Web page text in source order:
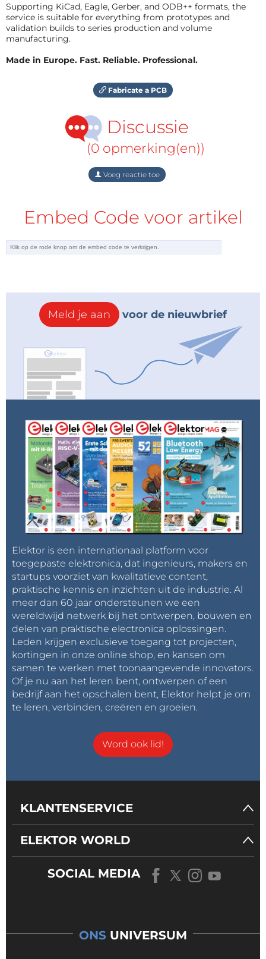
Supporting KiCad, Eagle, Gerber, and ODB++ formats, the
service is suitable for everything from prototypes and
validation builds to series production and volume
manufacturing.
Made in Europe. Fast. Reliable. Professional.
Fabricate a PCB
Discussie
(0 opmerking(en))
Voeg reactie toe
Embed Code voor artikel
Meld je aan voor de nieuwbrief
Elektor is een internationaal platform voor
toegepaste elektronica, dat ingenieurs, makers en
startups voorziet van kwalitatieve content,
praktische kennis en inzichten uit de industrie. Al
meer dan 60 jaar ondersteunen we een
wereldwijd netwerk bij het ontwerpen, bouwen en
delen van praktische electronica oplossingen.
Leden krijgen exclusieve toegang tot projecten,
kortingen in onze online shop, en kansen om
samen te werken met toonaangevende innovators.
Of je nu aan het leren bent, ontwerpen of een
bedrijf aan het opschalen bent, Elektor helpt je om
te leren, verbinden, creëren en groeien.
Word ook lid!
KLANTENSERVICE
ELEKTOR WORLD
SOCIAL MEDIA
ONS UNIVERSUM